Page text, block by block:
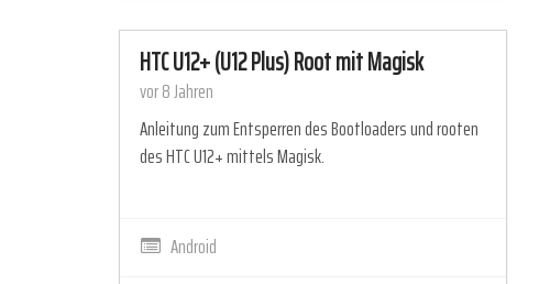
HTC U12+ (U12 Plus) Root mit Magisk
vor 8 Jahren
Anleitung zum Entsperren des Bootloaders und rooten
des HTC U12+ mittels Magisk.
Android